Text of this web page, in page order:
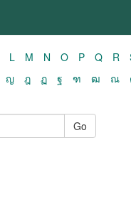
L M N O P Q R
ญ ฎ ฏ ฐ ฑ ฒ ณ
Go